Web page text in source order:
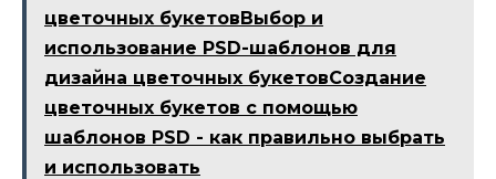
цветочных букетовВыбор и
использование PSD-шаблонов для
дизайна цветочных букетовСоздание
цветочных букетов с помощью
шаблонов PSD - как правильно выбрать
и использовать